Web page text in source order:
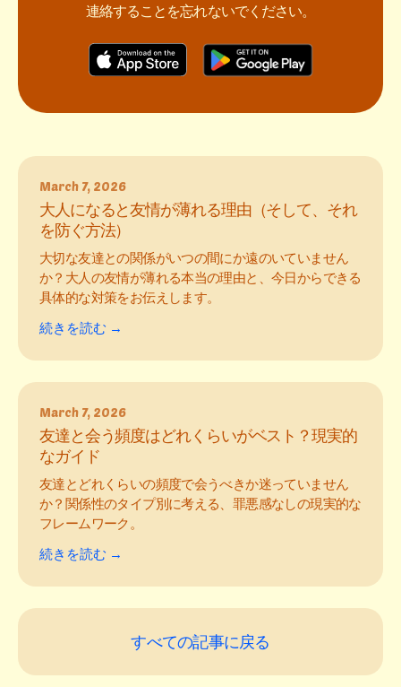
連絡することを忘れないでください。
March 7, 2026
大人になると友情が薄れる理由（そして、それ
を防ぐ方法）
大切な友達との関係がいつの間にか遠のいていません
か？大人の友情が薄れる本当の理由と、今日からできる
具体的な対策をお伝えします。
続きを読む →
March 7, 2026
友達と会う頻度はどれくらいがベスト？現実的
なガイド
友達とどれくらいの頻度で会うべきか迷っていません
か？関係性のタイプ別に考える、罪悪感なしの現実的な
フレームワーク。
続きを読む →
すべての記事に戻る